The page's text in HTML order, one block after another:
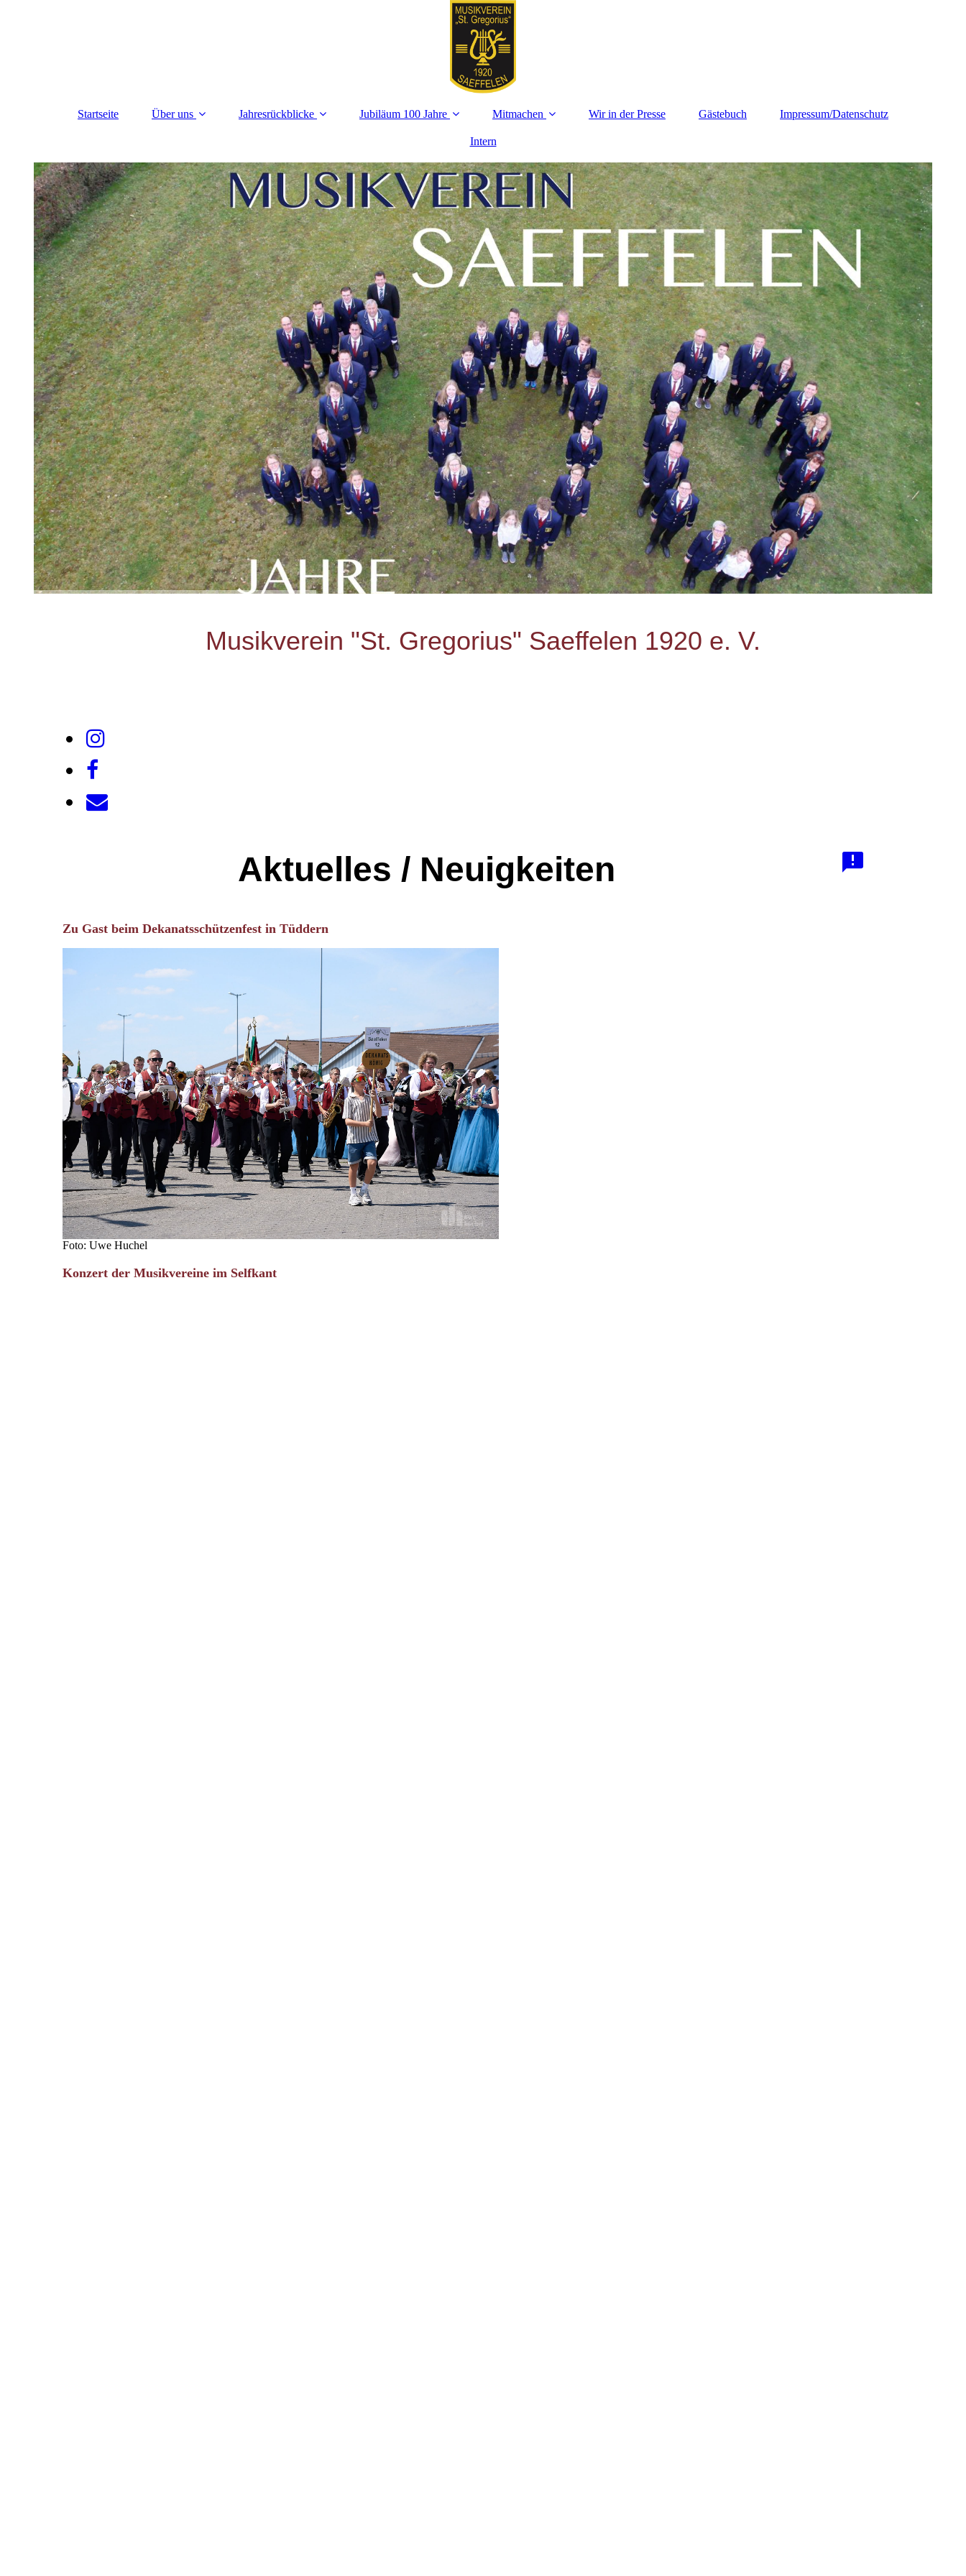
Startseite Über uns Jahresrückblicke Jubiläum 100 Jahre Mitmachen Wir in der Presse Gästebuch Impressum/Datenschutz
Intern
Musikverein "St. Gregorius" Saeffelen 1920 e. V.
Aktuelles / Neuigkeiten
Zu Gast beim Dekanatsschützenfest in Tüddern
Foto: Uwe Huchel
Konzert der Musikvereine im Selfkant